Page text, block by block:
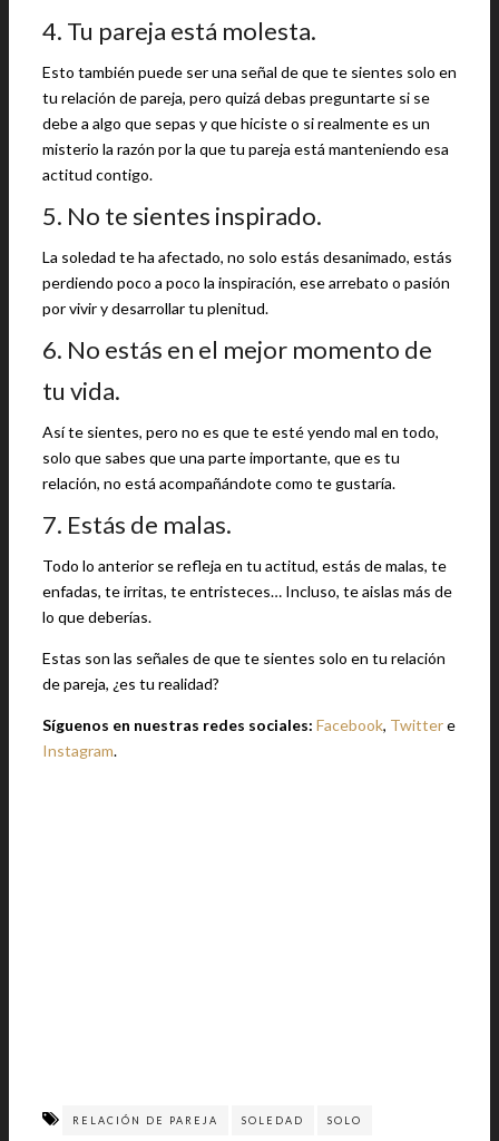
4. Tu pareja está molesta.
Esto también puede ser una señal de que te sientes solo en
tu relación de pareja, pero quizá debas preguntarte si se
debe a algo que sepas y que hiciste o si realmente es un
misterio la razón por la que tu pareja está manteniendo esa
actitud contigo.
5. No te sientes inspirado.
La soledad te ha afectado, no solo estás desanimado, estás
perdiendo poco a poco la inspiración, ese arrebato o pasión
por vivir y desarrollar tu plenitud.
6. No estás en el mejor momento de
tu vida.
Así te sientes, pero no es que te esté yendo mal en todo,
solo que sabes que una parte importante, que es tu
relación, no está acompañándote como te gustaría.
7. Estás de malas.
Todo lo anterior se refleja en tu actitud, estás de malas, te
enfadas, te irritas, te entristeces… Incluso, te aislas más de
lo que deberías.
Estas son las señales de que te sientes solo en tu relación
de pareja, ¿es tu realidad?
Síguenos en nuestras redes sociales: Facebook, Twittere
Instagram.
RELACIÓN DE PAREJA SOLEDAD SOLO